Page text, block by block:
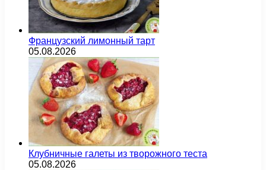
Французский лимонный тарт
05.08.2026
Клубничные галеты из творожного теста
05.08.2026